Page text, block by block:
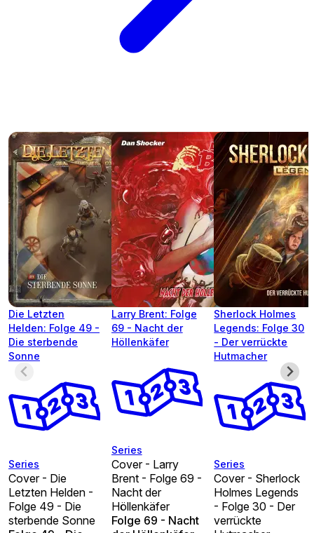
Die Letzten
Helden: Folge 49 -
Die sterbende
Sonne
Series
Cover - Die
Letzten Helden -
Folge 49 - Die
sterbende Sonne
Larry Brent: Folge
69 - Nacht der
Höllenkäfer
Series
Cover - Larry
Brent - Folge 69 -
Nacht der
Höllenkäfer
Folge 69 - Nacht
Sherlock Holmes
Legends: Folge 30
- Der verrückte
Hutmacher
Series
Cover - Sherlock
Holmes Legends
- Folge 30 - Der
verrückte